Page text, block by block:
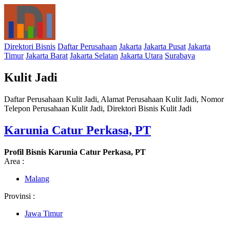
Direktori Bisnis Daftar Perusahaan Jakarta Jakarta Pusat Jakarta
Timur Jakarta Barat Jakarta Selatan Jakarta Utara Surabaya
Kulit Jadi
Daftar Perusahaan Kulit Jadi, Alamat Perusahaan Kulit Jadi, Nomor
Telepon Perusahaan Kulit Jadi, Direktori Bisnis Kulit Jadi
Karunia Catur Perkasa, PT
Profil Bisnis Karunia Catur Perkasa, PT
Area :
Malang
Provinsi :
Jawa Timur